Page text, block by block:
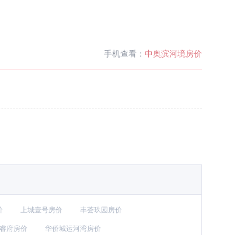
手机查看： 中奥滨河境房价
上城壹号房价 丰荟玖园房价
府房价 华侨城运河湾房价